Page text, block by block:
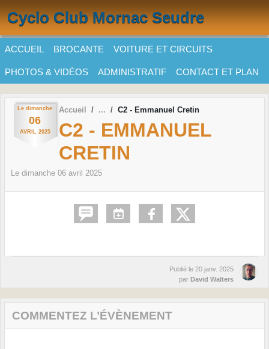
Cyclo Club Mornac Seudre
ACCUEIL BROCANTE VOITURE ET CIRCUITS
PHOTOS & VIDÉOS ADMINISTRATIF CONTACT ET PLAN
Le dimanche
06
AVRIL 2025
Accueil C2 - Emmanuel Cretin
C2 - EMMANUEL
CRETIN
Le dimanche 06 avril 2025
Publié le 20 janv. 2025
par David Walters
COMMENTEZ L’ÉVÈNEMENT